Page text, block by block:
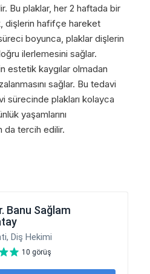
Bu plaklar, her 2 haftada bir
dişlerin hafifçe hareket
boyunca, plaklar dişlerin
ilerlemesini sağlar.
estetik kaygılar olmadan
sağlar. Bu tedavi
sürecinde plakları kolayca
yaşamlarını
da tercih edilir.